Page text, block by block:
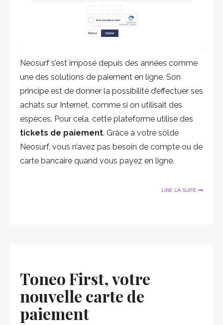
Neosurf s’est imposé depuis des années comme
une des solutions de paiement en ligne. Son
principe est de donner la possibilité d’effectuer ses
achats sur Internet, comme si on utilisait des
espèces. Pour cela, cette plateforme utilise des
tickets de paiement. Grâce à votre solde
Neosurf, vous n’avez pas besoin de compte ou de
carte bancaire quand vous payez en ligne.
LIRE LA SUITE
Toneo First, votre
nouvelle carte de
paiement